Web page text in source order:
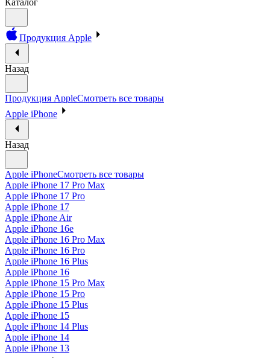
Каталог
Продукция Apple
Назад
Продукция AppleСмотреть все товары
Apple iPhone
Назад
Apple iPhoneСмотреть все товары
Apple iPhone 17 Pro Max
Apple iPhone 17 Pro
Apple iPhone 17
Apple iPhone Air
Apple iPhone 16e
Apple iPhone 16 Pro Max
Apple iPhone 16 Pro
Apple iPhone 16 Plus
Apple iPhone 16
Apple iPhone 15 Pro Max
Apple iPhone 15 Pro
Apple iPhone 15 Plus
Apple iPhone 15
Apple iPhone 14 Plus
Apple iPhone 14
Apple iPhone 13